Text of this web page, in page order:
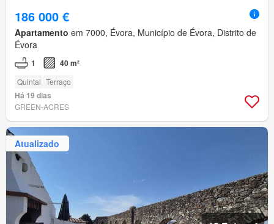
186 000 €
Apartamento em 7000, Évora, Município de Évora, Distrito de
Évora
1 40 m²
Quintal Terraço
Há 19 dias
GREEN-ACRES
Atualizado